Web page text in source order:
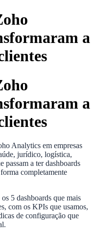
a
a
Analytics em empresas
jurídico, logística,
passam a ter dashboards
completamente
5 dashboards que mais
com os KPIs que usamos,
de configuração que